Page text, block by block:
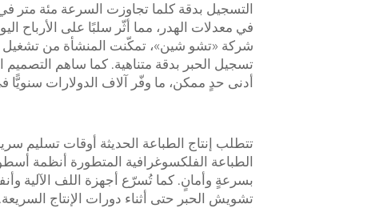
التسجيل بدقة كلما تجاوزت السرعة مئة متر في
في معدلات الهدر، مما أثّر سلبًا على الأرباح
شركة «تشو شين»، تمكّنت المنشأة من
تسجيل الحبر بدقة متناهية. كما ساهم التصميم
أدنى حدٍ ممكن، ما وفّر آلاف الدولارات سنويًّا
تتطلب إنتاج الطباعة الحديثة أوقات تسليم
الطباعة الفلكسوغرافية المتطورة أنظمة
بسرعةٍ وأمانٍ. كما تُسرّع أجهزة اللف الآلية
تشويش الحبر حتى أثناء دورات الإنتاج